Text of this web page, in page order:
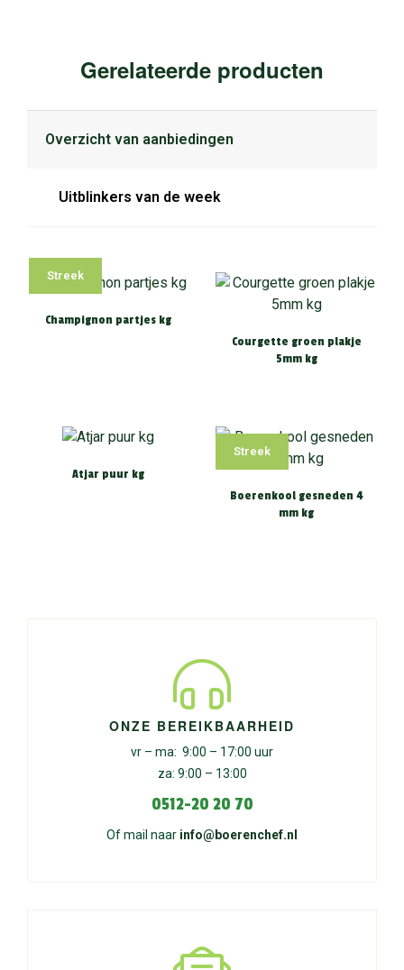
Gerelateerde producten
Overzicht van aanbiedingen
Uitblinkers van de week
Streek
Champignon partjes kg
Courgette groen plakje
5mm kg
Atjar puur kg
Streek
Boerenkool gesneden 4
mm kg
ONZE BEREIKBAARHEID
vr – ma: 9:00 – 17:00 uur
za: 9:00 – 13:00
0512-20 20 70
Of mail naar info@boerenchef.nl